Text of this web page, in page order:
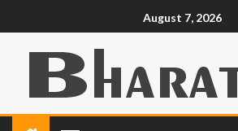
August 7, 2026